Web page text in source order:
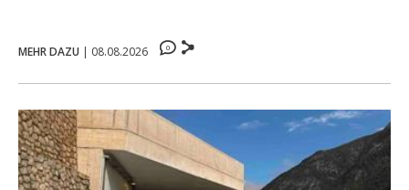
MEHR DAZU | 08.08.2026 0